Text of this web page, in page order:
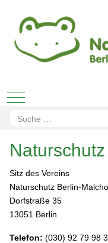
Mobile Menu Toggle
Suchen
Sitz des Vereins
Naturschutz Berlin-
Dorfstraße 35
13051 Berlin
Telefon: (030) 92 79 98